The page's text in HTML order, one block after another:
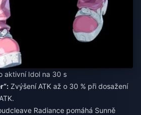
aktivní Idol na 30 s
Zvýšení ATK až o 30 % při dosažení
Radiance pomáhá Sunně